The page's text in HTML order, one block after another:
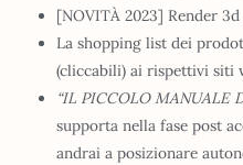
[NOVITÀ 2023] Render
La shopping list dei
(cliccabili) ai rispettivi siti
“IL PICCOLO MANUALE
supporta nella fase post
andrai a posizionare